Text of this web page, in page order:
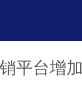
平台增